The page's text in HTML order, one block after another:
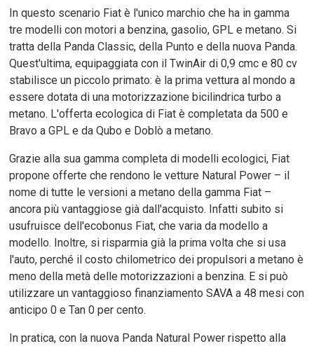
In questo scenario Fiat è l'unico marchio che ha in gamma
tre modelli con motori a benzina, gasolio, GPL e metano. Si
tratta della Panda Classic, della Punto e della nuova Panda.
Quest'ultima, equipaggiata con il TwinAir di 0,9 cmc e 80 cv
stabilisce un piccolo primato: è la prima vettura al mondo a
essere dotata di una motorizzazione bicilindrica turbo a
metano. L'offerta ecologica di Fiat è completata da 500 e
Bravo a GPL e da Qubo e Doblò a metano.
Grazie alla sua gamma completa di modelli ecologici, Fiat
propone offerte che rendono le vetture Natural Power – il
nome di tutte le versioni a metano della gamma Fiat –
ancora più vantaggiose già dall'acquisto. Infatti subito si
usufruisce dell'ecobonus Fiat, che varia da modello a
modello. Inoltre, si risparmia già la prima volta che si usa
l'auto, perché il costo chilometrico dei propulsori a metano è
meno della metà delle motorizzazioni a benzina. E si può
utilizzare un vantaggioso finanziamento SAVA a 48 mesi con
anticipo 0 e Tan 0 per cento.
In pratica, con la nuova Panda Natural Power rispetto alla